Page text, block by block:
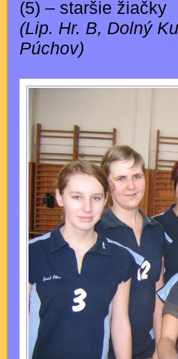
(5) – staršie žiačky
(Lip. Hr. B, Dolný
Púchov)